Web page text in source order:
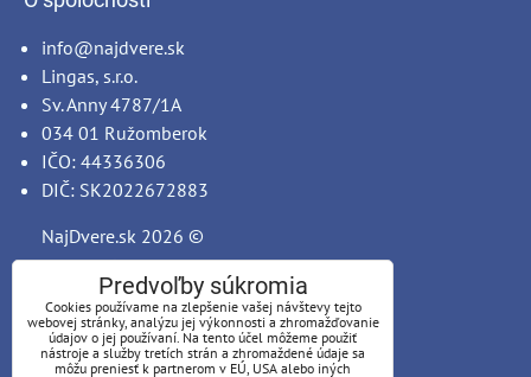
info@najdvere.sk
Lingas, s.r.o.
Sv. Anny 4787/1A
034 01 Ružomberok
IČO: 44336306
DIČ: SK2022672883
NajDvere.sk 2026 ©
Predvoľby súkromia
Cookies používame na zlepšenie vašej návštevy tejto
webovej stránky, analýzu jej výkonnosti a zhromažďovanie
údajov o jej používaní. Na tento účel môžeme použiť
nástroje a služby tretích strán a zhromaždené údaje sa
môžu preniesť k partnerom v EÚ, USA alebo iných